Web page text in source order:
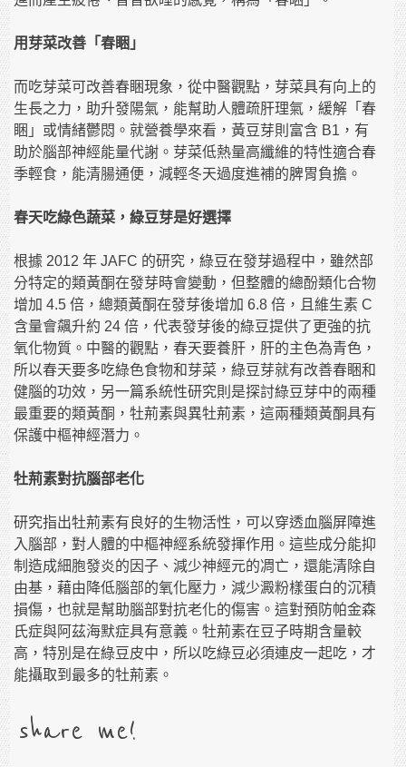
用芽菜改善「春睏」
而吃芽菜可改善春睏現象，從中醫觀點，芽菜具有向上的
生長之力，助升發陽氣，能幫助人體疏肝理氣，緩解「春
睏」或情緒鬱悶。就營養學來看，黃豆芽則富含 B1，有
助於腦部神經能量代謝。芽菜低熱量高纖維的特性適合春
季輕食，能清腸通便，減輕冬天過度進補的脾胃負擔。
春天吃綠色蔬菜，綠豆芽是好選擇
根據 2012 年 JAFC 的研究，綠豆在發芽過程中，雖然部
分特定的類黃酮在發芽時會變動，但整體的總酚類化合物
增加 4.5 倍，總類黃酮在發芽後增加 6.8 倍，且維生素 C
含量會飆升約 24 倍，代表發芽後的綠豆提供了更強的抗
氧化物質。中醫的觀點，春天要養肝，肝的主色為青色，
所以春天要多吃綠色食物和芽菜，綠豆芽就有改善春睏和
健腦的功效，另一篇系統性研究則是探討綠豆芽中的兩種
最重要的類黃酮，牡荊素與異牡荊素，這兩種類黃酮具有
保護中樞神經潛力。
牡荊素對抗腦部老化
研究指出牡荊素有良好的生物活性，可以穿透血腦屏障進
入腦部，對人體的中樞神經系統發揮作用。這些成分能抑
制造成細胞發炎的因子、減少神經元的凋亡，還能清除自
由基，藉由降低腦部的氧化壓力，減少澱粉樣蛋白的沉積
損傷，也就是幫助腦部對抗老化的傷害。這對預防帕金森
氏症與阿茲海默症具有意義。牡荊素在豆子時期含量較
高，特別是在綠豆皮中，所以吃綠豆必須連皮一起吃，才
能攝取到最多的牡荊素。
share me!